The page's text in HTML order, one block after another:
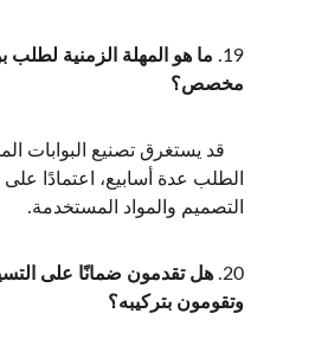
19.
ما هو المهلة الزمنية لطلب
مخصص؟
قد يستغرق تصنيع
الطلب عدة أسابيع، اعتمادًا
التصميم والمواد المستخدمة.
20. هل تقدمون ضمانًا على
وتقومون بتركيبه؟